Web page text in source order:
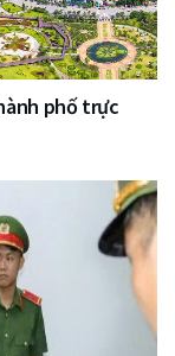
phố trực